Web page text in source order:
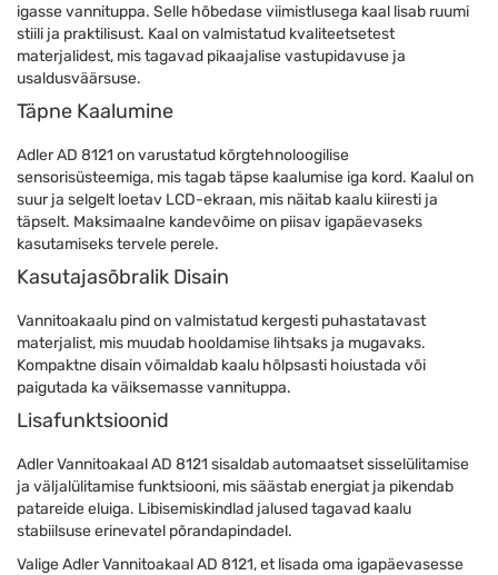
igasse vannituppa. Selle hõbedase viimistlusega kaal lisab ruumi
stiili ja praktilisust. Kaal on valmistatud kvaliteetsetest
materjalidest, mis tagavad pikaajalise vastupidavuse ja
usaldusväärsuse.
Täpne Kaalumine
Adler AD 8121 on varustatud kõrgtehnoloogilise
sensorisüsteemiga, mis tagab täpse kaalumise iga kord. Kaalul on
suur ja selgelt loetav LCD-ekraan, mis näitab kaalu kiiresti ja
täpselt. Maksimaalne kandevõime on piisav igapäevaseks
kasutamiseks tervele perele.
Kasutajasõbralik Disain
Vannitoakaalu pind on valmistatud kergesti puhastatavast
materjalist, mis muudab hooldamise lihtsaks ja mugavaks.
Kompaktne disain võimaldab kaalu hõlpsasti hoiustada või
paigutada ka väiksemasse vannituppa.
Lisafunktsioonid
Adler Vannitoakaal AD 8121 sisaldab automaatset sisselülitamise
ja väljalülitamise funktsiooni, mis säästab energiat ja pikendab
patareide eluiga. Libisemiskindlad jalused tagavad kaalu
stabiilsuse erinevatel põrandapindadel.
Valige Adler Vannitoakaal AD 8121, et lisada oma igapäevasesse